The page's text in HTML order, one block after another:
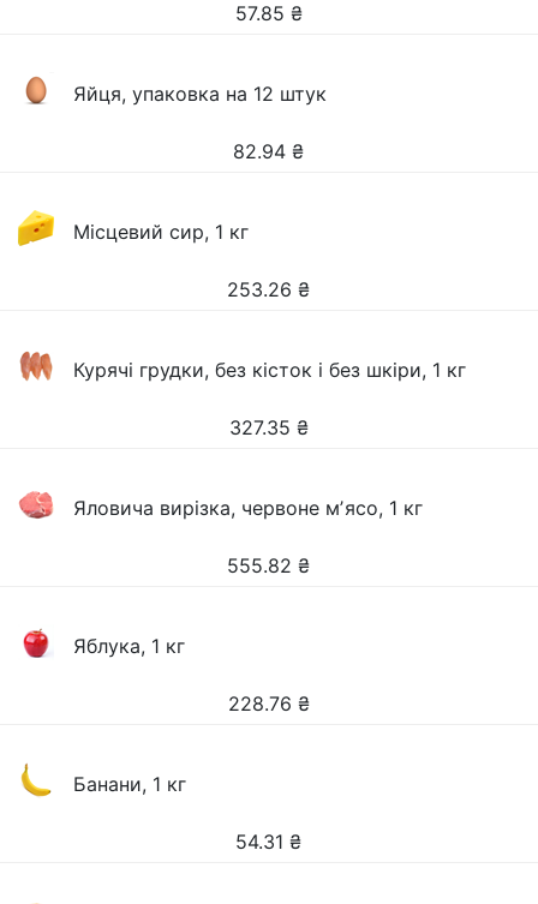
57.85 ₴
Яйця, упаковка на 12 штук
82.94 ₴
Місцевий сир, 1 кг
253.26 ₴
Курячі грудки, без кісток і без шкіри, 1 кг
327.35 ₴
Яловича вирізка, червоне мʼясо, 1 кг
555.82 ₴
Яблука, 1 кг
228.76 ₴
Банани, 1 кг
54.31 ₴